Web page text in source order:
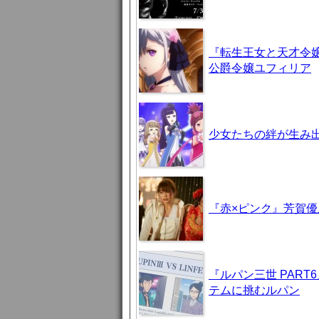
『転生王女と天才
公爵令嬢ユフィリア
少女たちの絆が生み
『赤×ピンク』芳賀
『ルパン三世
テムに挑むルパン